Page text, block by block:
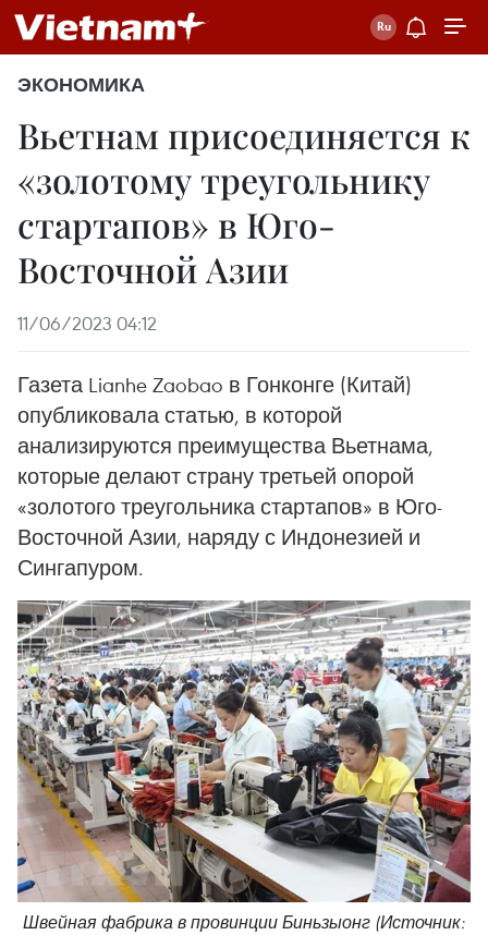
ЭКОНОМИКА
Вьетнам присоединяется к
«золотому треугольнику
стартапов» в Юго-
Восточной Азии
11/06/2023 04:12
Газета Lianhe Zaobao в Гонконге (Китай)
опубликовала статью, в которой
анализируются преимущества Вьетнама,
которые делают страну третьей опорой
«золотого треугольника стартапов» в Юго-
Восточной Азии, наряду с Индонезией и
Сингапуром.
Швейная фабрика в провинции Биньзыонг (Источник: